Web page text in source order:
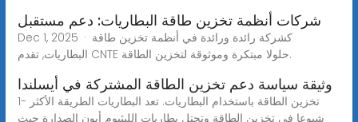
شركات أنظمة تخزين طاقة البطاريات: دعم مستقبل
Dec 1, 2025 · كشركة رائدة ورائدة في أنظمة تخزين طاقة
البطاريات, تقدم CNTE حلولا مبتكرة وموثوقة لتخزين الطاقة.
وثيقة سياسة دعم تخزين الطاقة المشتركة في أيسلندا
1- تخزين الطاقة باستخدام البطاريات. تعد البطاريات الطريقة الأكثر
شيوعا في تخزين الطاقة وتحتل بطاريات الليثيوم أيون الصدارة حيث